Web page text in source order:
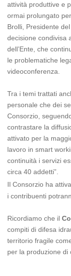
attività produttive e
ormai prolungato
Brolli, Presidente
decisione condivisa
dell’Ente, che
le problematiche
videoconferenza.
Tra i temi trattati
personale che dei
Consorzio,
contrastare la
attivato per la
lavoro in smart
continuità i servizi
circa 40 addetti”.
Il Consorzio ha
i contribuenti
Ricordiamo che il
compiti di difesa
territorio fragile
per la produzione di